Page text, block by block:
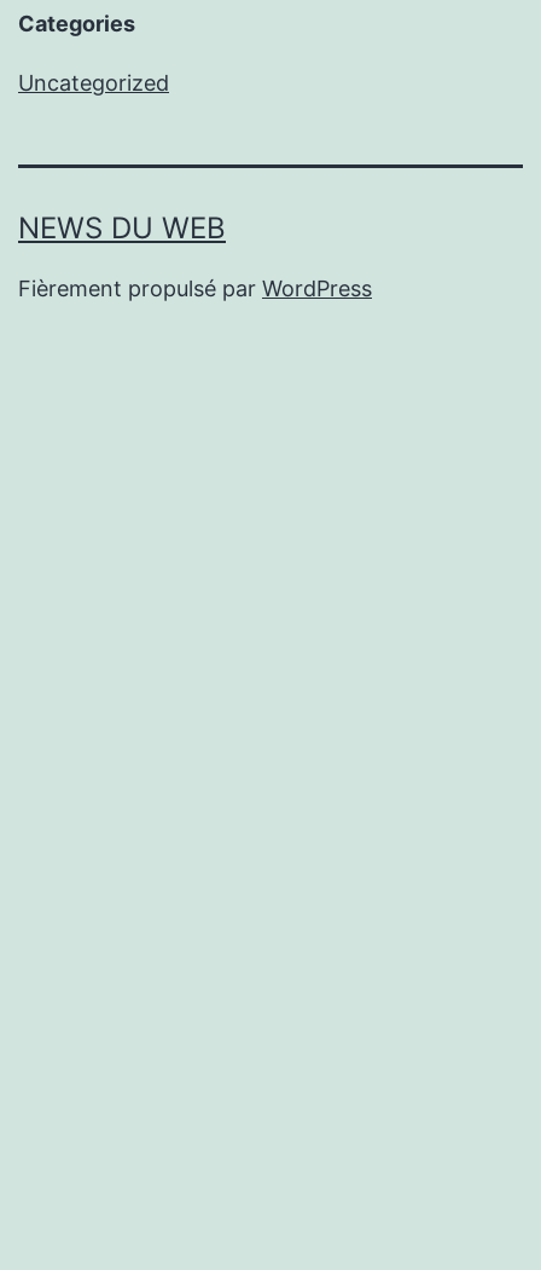
Categories
Uncategorized
NEWS DU WEB
Fièrement propulsé par WordPress